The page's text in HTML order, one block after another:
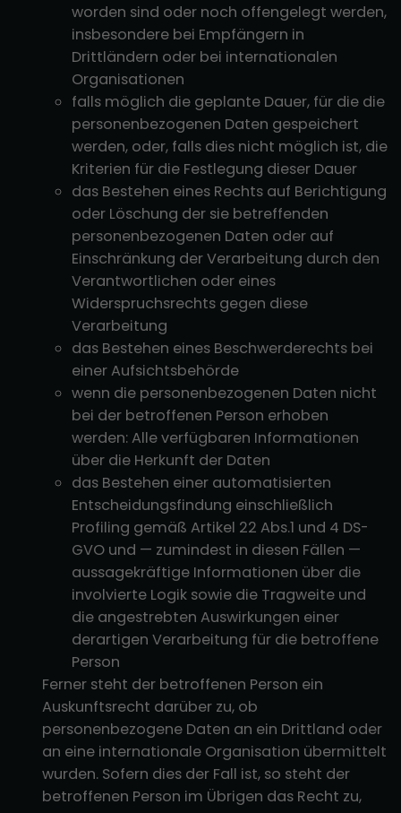
worden sind oder noch offengelegt werden,
insbesondere bei Empfängern in
Drittländern oder bei internationalen
Organisationen
falls möglich die geplante Dauer, für die die
personenbezogenen Daten gespeichert
werden, oder, falls dies nicht möglich ist, die
Kriterien für die Festlegung dieser Dauer
das Bestehen eines Rechts auf Berichtigung
oder Löschung der sie betreffenden
personenbezogenen Daten oder auf
Einschränkung der Verarbeitung durch den
Verantwortlichen oder eines
Widerspruchsrechts gegen diese
Verarbeitung
das Bestehen eines Beschwerderechts bei
einer Aufsichtsbehörde
wenn die personenbezogenen Daten nicht
bei der betroffenen Person erhoben
werden: Alle verfügbaren Informationen
über die Herkunft der Daten
das Bestehen einer automatisierten
Entscheidungsfindung einschließlich
Profiling gemäß Artikel 22 Abs.1 und 4 DS-
GVO und — zumindest in diesen Fällen —
aussagekräftige Informationen über die
involvierte Logik sowie die Tragweite und
die angestrebten Auswirkungen einer
derartigen Verarbeitung für die betroffene
Person
Ferner steht der betroffenen Person ein
Auskunftsrecht darüber zu, ob
personenbezogene Daten an ein Drittland oder
an eine internationale Organisation übermittelt
wurden. Sofern dies der Fall ist, so steht der
betroffenen Person im Übrigen das Recht zu,